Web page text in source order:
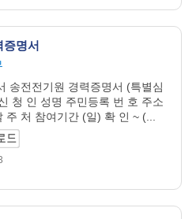
증명서
송전전기원 경력증명서 (특별심
청 인 성명 주민등록 번 호 주소
처 참여기간 (일) 확 인 ~ (...